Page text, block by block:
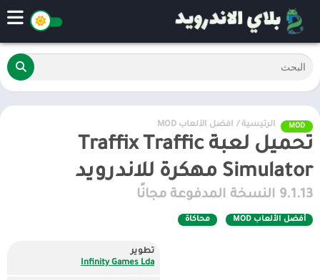
MOD الرئيسية / أفضل الألعاب MOD
تحميل لعبة Traffix Traffic
Simulator مهكرة للاندرويد
9.1.13 النسخة المدفوعة مجانًا
أفضل الألعاب MOD محاكاة
تطوير
Infinity Games Lda